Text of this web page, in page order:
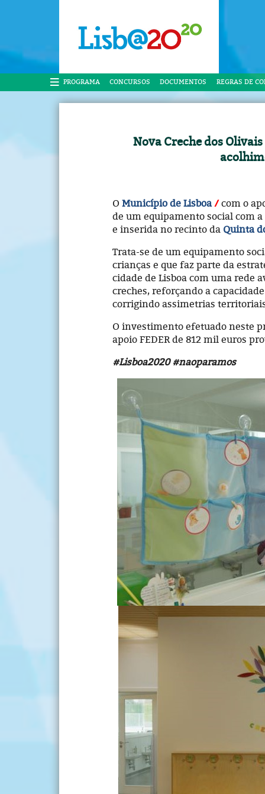
PROGRAMA CONCURSOS DOCUMENTOS REGRAS DE
Nova Creche dos
O Município de Lisboa
com o
de um equipamento social com
e inserida no recinto da Quinta
Trata-se de um equipamento
crianças e que faz parte da
cidade de Lisboa com uma rede
creches, reforçando a
corrigindo assimetrias
O investimento efetuado neste
apoio FEDER de 812 mil euros
#Lisboa2020 #naoparamos